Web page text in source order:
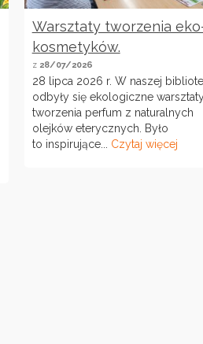
Warsztaty tworzenia
kosmetyków.
z 28/07/2026
28 lipca 2026 r. W naszej
odbyły się ekologiczne
tworzenia perfum z naturalnych
olejków eterycznych. Było
to inspirujące... Czytaj więcej